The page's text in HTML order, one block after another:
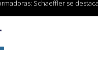
Schaeffler se